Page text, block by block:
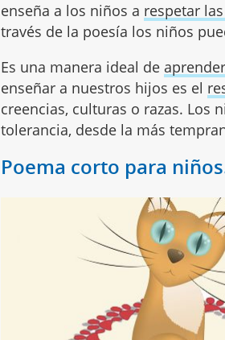
enseña a los niños a respetar
través de la poesía los niños
Es una manera ideal de
enseñar a nuestros hijos es el
creencias, culturas o razas. Los
tolerancia, desde la más
Poema corto para